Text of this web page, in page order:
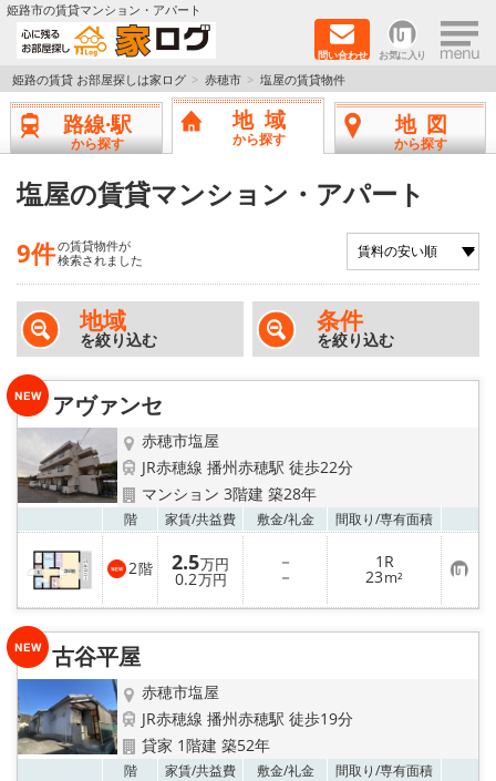
姫路市の賃貸マンション・アパート
問い合わせ お気に入り ×
TOPページ
新築物件
ペットOK物件
戸建物件
保証人不要物件
初期費用リーズナブル物件
都市ガス物件
路線·駅から探す
地域から探す
地図から探す
スタッフ
店舗情報·アクセス
会社概要
メールでお問い合わせ
姫路の賃貸 お部屋探しは家ログ 赤穂市 塩屋の賃貸物件
路線·駅
から探す
地域
から探す
地図
から探す
塩屋の賃貸マンション・アパート
9件の賃貸物件が
検索されました
地域
を絞り込む
条件
を絞り込む
アヴァンセ
赤穂市塩屋
JR赤穂線 播州赤穂駅 徒歩22分
マンション 3階建 築28年
階 家賃/共益費 敷金/礼金 間取り/専有面積
2階 2.5万円
0.2万円
－
－
1R
23m² お
気
に
り
古谷平屋
赤穂市塩屋
JR赤穂線 播州赤穂駅 徒歩19分
貸家 1階建 築52年
階 家賃/共益費 敷金/礼金 間取り/専有面積